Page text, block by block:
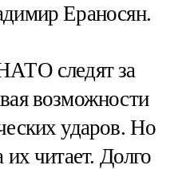
Ераносян.
следят за
возможности
ударов. Но
читает. Долго